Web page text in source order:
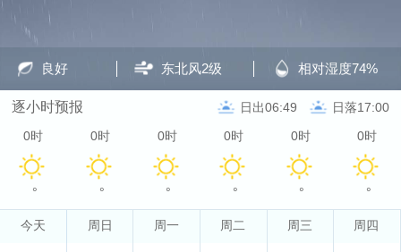
良好 东北风2级 相对湿度74%
逐小时预报 日出06:49 日落17:00
0时
°
0时
°
0时
°
0时
°
0时
°
0时
°
今天 周日 周一 周二 周三 周四